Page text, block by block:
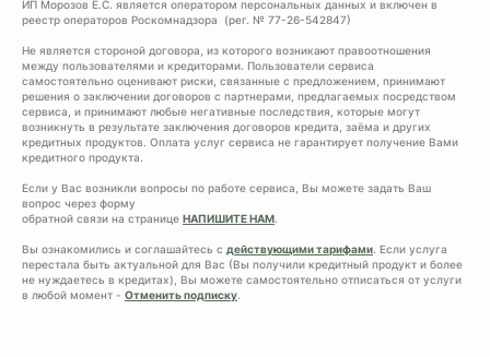
ИП Морозов Е.С. является оператором персональных данных и включен в
реестр операторов Роскомнадзора (рег. № 77-26-542847)
Не является стороной договора, из которого возникают правоотношения
между пользователями и кредиторами. Пользователи сервиса
самостоятельно оценивают риски, связанные с предложением, принимают
решения о заключении договоров с партнерами, предлагаемых посредством
сервиса, и принимают любые негативные последствия, которые могут
возникнуть в результате заключения договоров кредита, заёма и других
кредитных продуктов. Оплата услуг сервиса не гарантирует получение Вами
кредитного продукта.
Если у Вас возникли вопросы по работе сервиса, Вы можете задать Ваш
вопрос через форму
обратной связи на странице НАПИШИТЕ НАМ.
Вы ознакомились и соглашайтесь с действующими тарифами. Если услуга
перестала быть актуальной для Вас (Вы получили кредитный продукт и более
не нуждаетесь в кредитах), Вы можете самостоятельно отписаться от услуги
в любой момент - Отменить подписку.